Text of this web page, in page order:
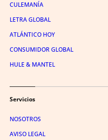
CULEMANÍA
LETRA GLOBAL
ATLÁNTICO HOY
CONSUMIDOR GLOBAL
HULE & MANTEL
Servicios
NOSOTROS
AVISO LEGAL